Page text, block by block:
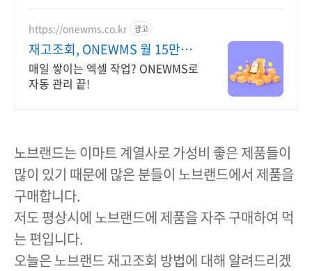
https://onewms.co.kr 광고
재고조회, ONEWMS 월 15만원
이상 아끼세요!
매일 쌓이는 엑셀 작업? ONEWMS로
자동 관리 끝!
노브랜드는 이마트 계열사로 가성비 좋은 제품들이
많이 있기 때문에 많은 분들이 노브랜드에서 제품을
구매합니다.
저도 평상시에 노브랜드에 제품을 자주 구매하여 먹
는 편입니다.
오늘은 노브랜드 재고조회 방법에 대해 알려드리겠